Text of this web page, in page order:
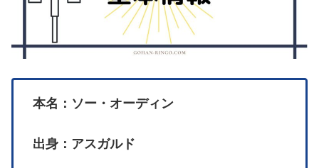
本名：ソー・オーディン
出身：アスガルド